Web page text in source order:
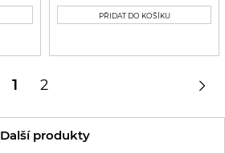
PŘIDAT DO KOŠÍKU
1 2 
Další produkty